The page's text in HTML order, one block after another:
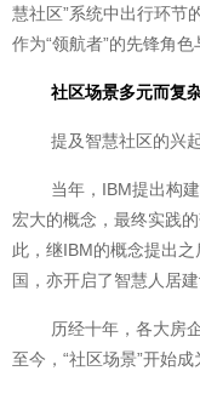
慧社区”系统中出行环节
作为“领航者”的先锋角色
社区场景多元而复
提及智慧社区的兴
当年，IBM提出构
宏大的概念，最终实践
此，继IBM的概念提出之
国，亦开启了智慧人居建
历经十年，各大房
至今，“社区场景”开始